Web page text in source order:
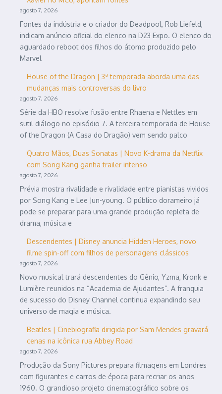
agosto 7, 2026
Fontes da indústria e o criador do Deadpool, Rob Liefeld,
indicam anúncio oficial do elenco na D23 Expo. O elenco do
aguardado reboot dos filhos do átomo produzido pelo
Marvel
House of the Dragon | 3ª temporada aborda uma das
mudanças mais controversas do livro
agosto 7, 2026
Série da HBO resolve fusão entre Rhaena e Nettles em
sutil diálogo no episódio 7. A terceira temporada de House
of the Dragon (A Casa do Dragão) vem sendo palco
Quatro Mãos, Duas Sonatas | Novo K-drama da Netflix
com Song Kang ganha trailer intenso
agosto 7, 2026
Prévia mostra rivalidade e rivalidade entre pianistas vividos
por Song Kang e Lee Jun-young. O público dorameiro já
pode se preparar para uma grande produção repleta de
drama, música e
Descendentes | Disney anuncia Hidden Heroes, novo
filme spin-off com filhos de personagens clássicos
agosto 7, 2026
Novo musical trará descendentes do Gênio, Yzma, Kronk e
Lumière reunidos na “Academia de Ajudantes”. A franquia
de sucesso do Disney Channel continua expandindo seu
universo de magia e música.
Beatles | Cinebiografia dirigida por Sam Mendes gravará
cenas na icônica rua Abbey Road
agosto 7, 2026
Produção da Sony Pictures prepara filmagens em Londres
com figurantes e carros de época para recriar os anos
1960. O grandioso projeto cinematográfico sobre os